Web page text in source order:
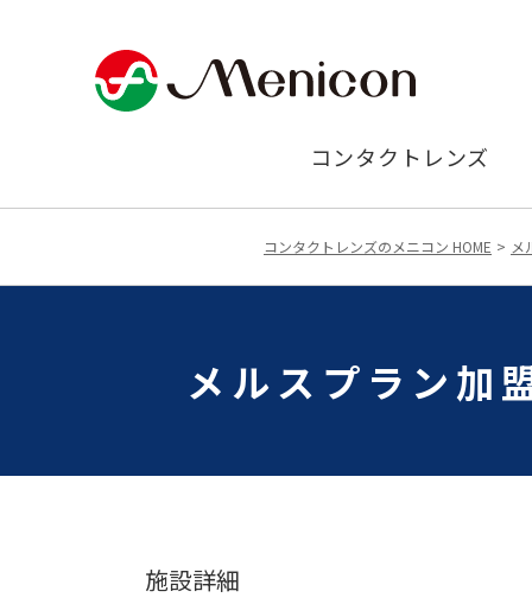
コンタクトレンズ
コンタクトレンズのメニコン HOME メ
メルスプラン加
施設詳細